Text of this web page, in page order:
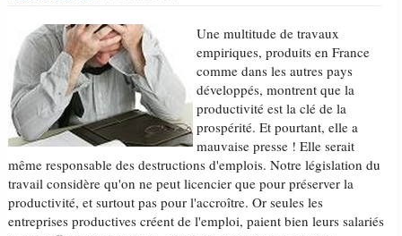
Une multitude de travaux
empiriques, produits en France
comme dans les autres pays
développés, montrent que la
productivité est la clé de la
prospérité. Et pourtant, elle a
mauvaise presse ! Elle serait
même responsable des destructions d'emplois. Notre législation du
travail considère qu'on ne peut licencier que pour préserver la
productivité, et surtout pas pour l'accroître. Or seules les
entreprises productives créent de l'emploi, paient bien leurs salariés